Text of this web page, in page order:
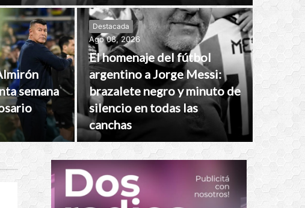
semana
Destacada
Ago 08, 2026
El homenaje del fútbol
argentino a Jorge Messi:
brazalete negro y minuto de
silencio en todas las
canchas